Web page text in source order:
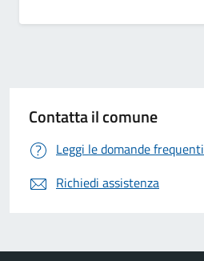
Contatta il comune
Leggi le domande frequenti
Richiedi assistenza